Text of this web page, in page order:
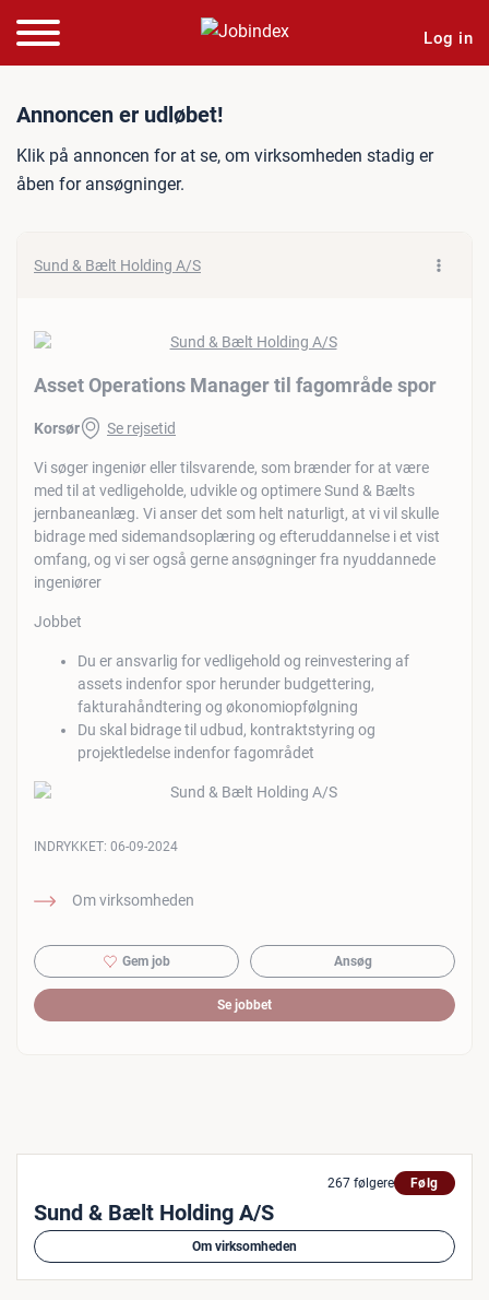
Log in
Jobannonce: Asset
Annoncen er udløbet!
Klik på annoncen for at se, om virksomheden stadig er
åben for ansøgninger.
Sund & Bælt Holding A/S
Asset Operations Manager til fagområde spor
Korsør Se rejsetid
Vi søger ingeniør eller tilsvarende, som brænder for at være
med til at vedligeholde, udvikle og optimere Sund & Bælts
jernbaneanlæg. Vi anser det som helt naturligt, at vi vil skulle
bidrage med sidemandsoplæring og efteruddannelse i et vist
omfang, og vi ser også gerne ansøgninger fra nyuddannede
ingeniører
Jobbet
Du er ansvarlig for vedligehold og reinvestering af
assets indenfor spor herunder budgettering,
fakturahåndtering og økonomiopfølgning
Du skal bidrage til udbud, kontraktstyring og
projektledelse indenfor fagområdet
Om virksomheden
INDRYKKET: 06-09-2024
Gem job Ansøg
Se jobbet
267 følgere Følg
Sund & Bælt Holding A/S
Om virksomheden